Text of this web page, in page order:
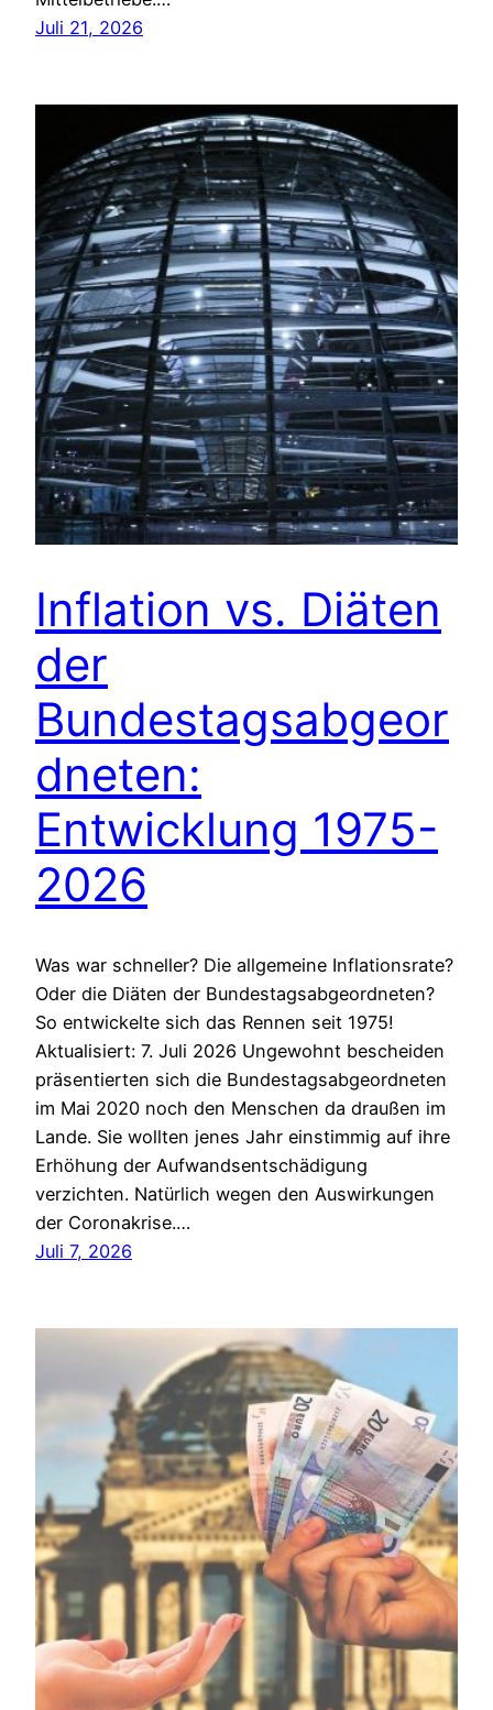
Juli 21, 2026
Inflation vs. Diäten
der
Bundestagsabgeor
dneten:
Entwicklung 1975-
2026
Was war schneller? Die allgemeine Inflationsrate?
Oder die Diäten der Bundestagsabgeordneten?
So entwickelte sich das Rennen seit 1975!
Aktualisiert: 7. Juli 2026 Ungewohnt bescheiden
präsentierten sich die Bundestagsabgeordneten
im Mai 2020 noch den Menschen da draußen im
Lande. Sie wollten jenes Jahr einstimmig auf ihre
Erhöhung der Aufwandsentschädigung
verzichten. Natürlich wegen den Auswirkungen
der Coronakrise.…
Juli 7, 2026